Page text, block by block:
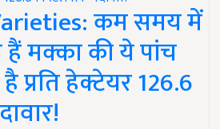
कम समय में
हैं मक्का की ये पांच
प्रति हेक्टेयर 126.6